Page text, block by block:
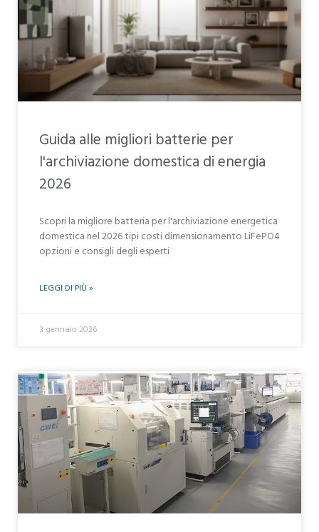
Guida alle migliori batterie per
l'archiviazione domestica di energia
2026
Scopri la migliore batteria per l'archiviazione energetica
domestica nel 2026 tipi costi dimensionamento LiFePO4
opzioni e consigli degli esperti
LEGGI DI PIÙ »
3 gennaio 2026